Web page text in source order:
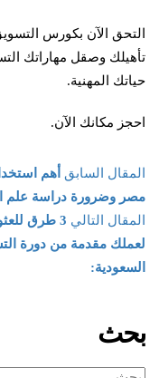
التحق الآن بكورس
تأهيلك وصقل مهاراتك
حياتك المهنية.
احجز مكانك الآن.
المقال السابق أهم
مصر وضرورة دراسة علم
المقال التالي
لعملك مقدمة من دورة
السعودية:
بحث